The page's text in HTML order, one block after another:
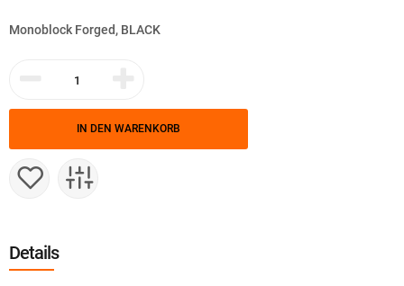
Monoblock Forged, BLACK
IN DEN WARENKORB
Details